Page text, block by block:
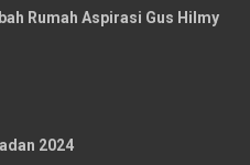
Rumah Aspirasi Gus Hilmy
2024